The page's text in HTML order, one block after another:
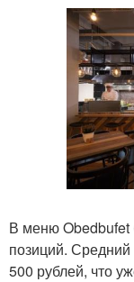
В меню Obedbufet
позиций. Средний
500 рублей, что